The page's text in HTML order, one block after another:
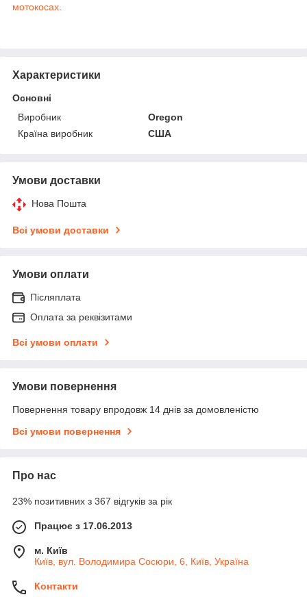
мотокосах
Характеристики
Основні
Виробник
Oregon
Країна виробник
США
Умови доставки
Нова Пошта
Всі умови доставки
Умови оплати
Післяплата
Оплата за реквізитами
Всі умови оплати
Умови повернення
Повернення товару впродовж 14 днів за домовленістю
Всі умови повернення
Про нас
23% позитивних з 367 відгуків за рік
Працює з 17.06.2013
м. Київ
Київ, вул. Володимира Сосюри, 6, Київ, Україна
Контакти